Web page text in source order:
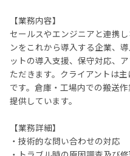
【業務内容】
セールスやエンジニアと連携
ンをこれから導入する企業、
ットの導入支援、保守対応、
ただきます。クライアントは
です。倉庫・工場内での搬送
提供しています。
【業務詳細】
・技術的な問い合わせの対応